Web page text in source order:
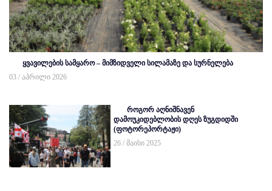
ყვავილების სამყარო – მიმზიდველი სილამაზე და სურნელება
03 / აპრილი 2026
როგორ აღნიშნავენ
დამოუკიდებლობის დღეს ზუგდიდში
(ფოტორეპორტაჟი)
26 / მაისი 2025